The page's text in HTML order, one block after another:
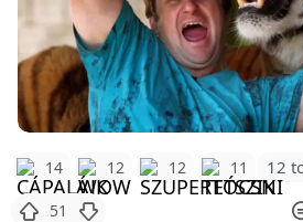
14 12 12 11 12
51